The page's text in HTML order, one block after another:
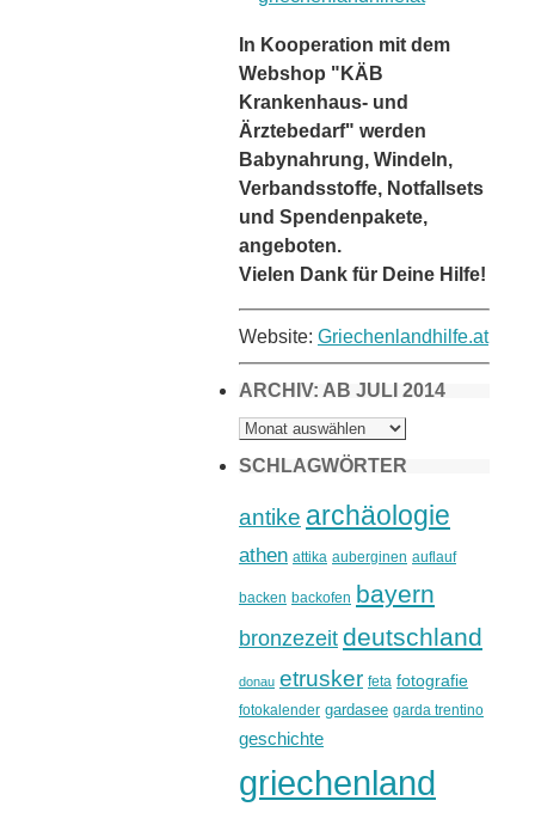
In Kooperation mit dem
Webshop "KÄB
Krankenhaus- und
Ärztebedarf" werden
Babynahrung, Windeln,
Verbandsstoffe, Notfallsets
und Spendenpakete,
angeboten.
Vielen Dank für Deine Hilfe!
Website: Griechenlandhilfe.at
ARCHIV: AB JULI 2014
ARCHIV:
AB
2014
SCHLAGWÖRTER
antike archäologie
athen attika auberginen auflauf
backen backofen bayern
bronzezeit deutschland
donau etrusker feta fotografie
fotokalender gardasee garda trentino
geschichte
griechenland